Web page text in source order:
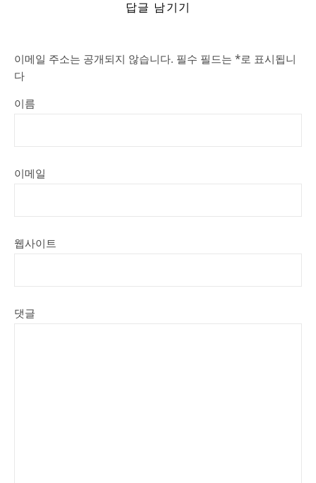
답글 남기기
이메일 주소는 공개되지 않습니다. 필수 필드는 *로 표시됩니
다
이름
이메일
웹사이트
댓글